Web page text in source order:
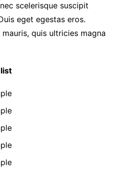
scelerisque suscipit
eget egestas eros.
quis ultricies magna